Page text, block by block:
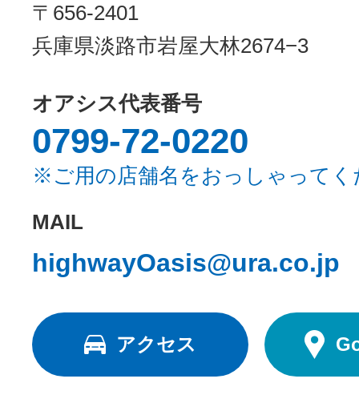
〒656-2401
兵庫県淡路市岩屋大林2674−3
オアシス代表番号
0799-72-0220
※ご用の店舗名をおっしゃってく
MAIL
highwayOasis@ura.co.jp
アクセス